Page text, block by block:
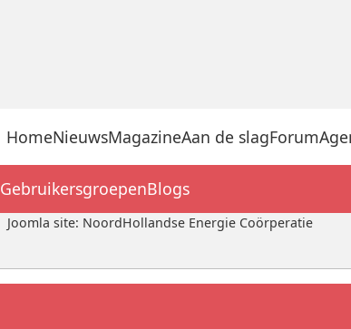
HomeNieuwsMagazineAan de slagForum
GebruikersgroepenBlogs
Joomla site: NoordHollandse Energie Coörperatie